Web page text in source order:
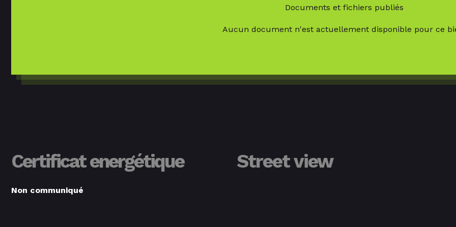
Documents et fichiers publiés
Aucun document n'est actuellement disponible pour ce
Certificat energétique
Non communiqué
Street view